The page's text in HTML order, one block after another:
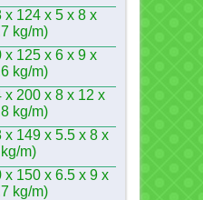
124 x 5 x 8 x
kg/m)
125 x 6 x 9 x
kg/m)
200 x 8 x 12 x
kg/m)
149 x 5.5 x 8 x
m)
150 x 6.5 x 9 x
kg/m)